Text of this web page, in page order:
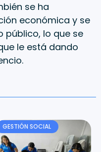
se ha
económica y se
público, lo que se
le está dando
GESTIÓN SOCIAL